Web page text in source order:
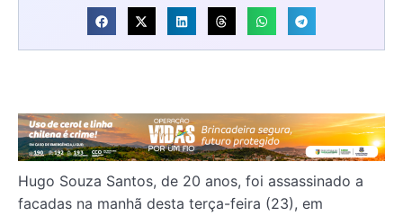
Hugo Souza Santos, de 20 anos, foi assassinado a
facadas na manhã desta terça-feira (23), em